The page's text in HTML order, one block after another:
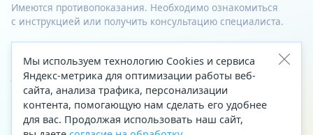
Имеются противопоказания. Необходимо ознакомиться
с инструкцией или получить консультацию специалиста.
© 2023—2026 Все права защищены.
Адрес
Архангельск, ул. Папанина, д. 19 (вход в здание со стороны
автоцентра «Тойота»)
Мы используем технологию Cookies и сервиса
Яндекс-метрика для оптимизации работы веб-
сайта, анализа трафика, персонализации
контента, помогающую нам сделать его удобнее
для вас. Продолжая использовать наш сайт,